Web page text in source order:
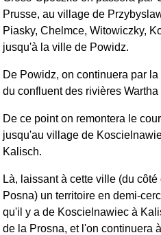
Prusse, au village de
Piasky, Chelmce, Witowiczky,
jusqu'à la ville de Powidz.
De Powidz, on continuera par
du confluent des rivières Wartha
De ce point on remontera le
jusqu'au village de
Kalisch.
Là, laissant à cette ville (du
Posna) un territoire en demi-
qu'il y a de Koscielnawiec à
de la Prosna, et l'on continuera